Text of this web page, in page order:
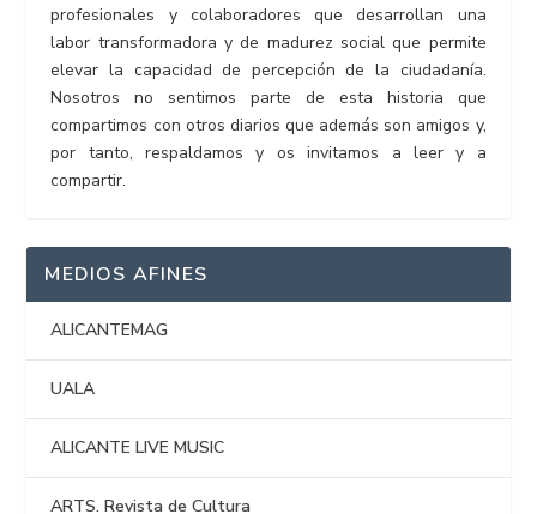
profesionales y colaboradores que desarrollan una
labor transformadora y de madurez social que permite
elevar la capacidad de percepción de la ciudadanía.
Nosotros no sentimos parte de esta historia que
compartimos con otros diarios que además son amigos y,
por tanto, respaldamos y os invitamos a leer y a
compartir.
MEDIOS AFINES
ALICANTEMAG
UALA
ALICANTE LIVE MUSIC
ARTS. Revista de Cultura